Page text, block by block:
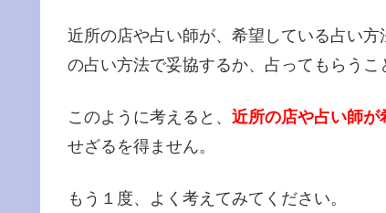
近所の店や占い師が、希望している占い
の占い方法で妥協するか、占ってもらうこ
このように考えると、 近所の店や占い師
せざるを得ません。
もう１度、よく考えてみてください。